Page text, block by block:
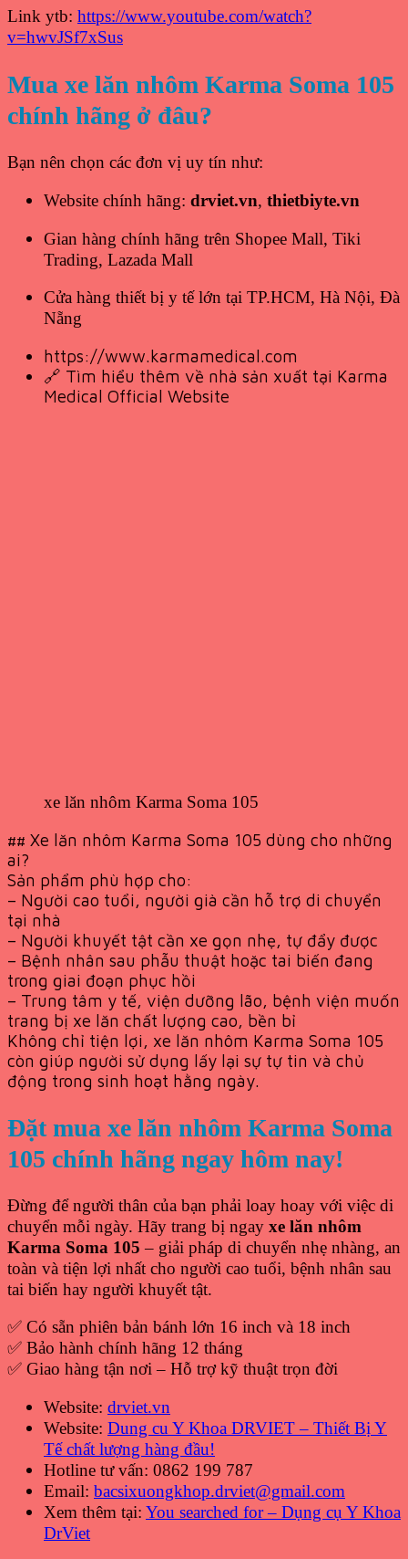
Link ytb: https://www.youtube.com/watch?
v=hwvJSf7xSus
Mua xe lăn nhôm Karma Soma 105
chính hãng ở đâu?
Bạn nên chọn các đơn vị uy tín như:
Website chính hãng: drviet.vn, thietbiyte.vn
Gian hàng chính hãng trên Shopee Mall, Tiki
Trading, Lazada Mall
Cửa hàng thiết bị y tế lớn tại TP.HCM, Hà Nội, Đà
Nẵng
https://www.karmamedical.com
🔗 Tìm hiểu thêm về nhà sản xuất tại Karma
Medical Official Website
xe lăn nhôm Karma Soma 105
## Xe lăn nhôm Karma Soma 105 dùng cho những
ai?
Sản phẩm phù hợp cho:
– Người cao tuổi, người già cần hỗ trợ di chuyển
tại nhà
– Người khuyết tật cần xe gọn nhẹ, tự đẩy được
– Bệnh nhân sau phẫu thuật hoặc tai biến đang
trong giai đoạn phục hồi
– Trung tâm y tế, viện dưỡng lão, bệnh viện muốn
trang bị xe lăn chất lượng cao, bền bỉ
Không chỉ tiện lợi, xe lăn nhôm Karma Soma 105
còn giúp người sử dụng lấy lại sự tự tin và chủ
động trong sinh hoạt hằng ngày.
Đặt mua xe lăn nhôm Karma Soma
105 chính hãng ngay hôm nay!
Đừng để người thân của bạn phải loay hoay với việc di
chuyển mỗi ngày. Hãy trang bị ngay xe lăn nhôm
Karma Soma 105 – giải pháp di chuyển nhẹ nhàng, an
toàn và tiện lợi nhất cho người cao tuổi, bệnh nhân sau
tai biến hay người khuyết tật.
✅ Có sẵn phiên bản bánh lớn 16 inch và 18 inch
✅ Bảo hành chính hãng 12 tháng
✅ Giao hàng tận nơi – Hỗ trợ kỹ thuật trọn đời
Website: drviet.vn
Website: Dung cu Y Khoa DRVIET – Thiết Bị Y
Tế chất lượng hàng đầu!
Hotline tư vấn: 0862 199 787
Email: bacsixuongkhop.drviet@gmail.com
Xem thêm tại: You searched for – Dụng cụ Y Khoa
DrViet